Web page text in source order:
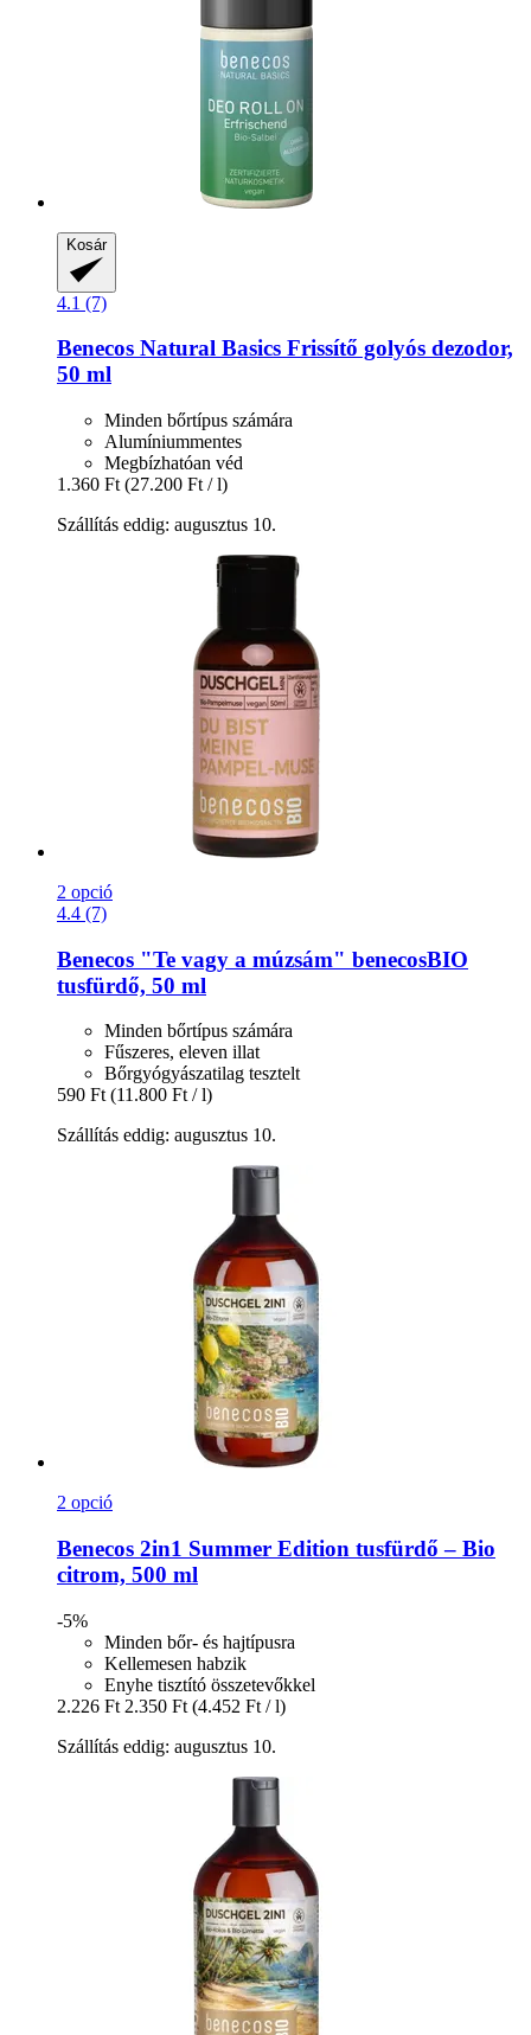
Kosár
4.1 (7)
Benecos Natural Basics Frissítő golyós dezodor,
50 ml
Minden bőrtípus számára
Alumíniummentes
Megbízhatóan véd
1.360 Ft (27.200 Ft / l)
Szállítás eddig: augusztus 10.
2 opció
4.4 (7)
Benecos "Te vagy a múzsám" benecosBIO
tusfürdő, 50 ml
Minden bőrtípus számára
Fűszeres, eleven illat
Bőrgyógyászatilag tesztelt
590 Ft (11.800 Ft / l)
Szállítás eddig: augusztus 10.
2 opció
Benecos 2in1 Summer Edition tusfürdő – Bio
citrom, 500 ml
-5%
Minden bőr- és hajtípusra
Kellemesen habzik
Enyhe tisztító összetevőkkel
2.226 Ft 2.350 Ft (4.452 Ft / l)
Szállítás eddig: augusztus 10.